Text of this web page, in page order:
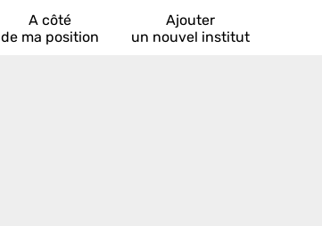
A côté
de ma position
Ajouter
un nouvel institut